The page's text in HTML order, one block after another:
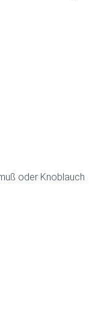
oder Knoblauch